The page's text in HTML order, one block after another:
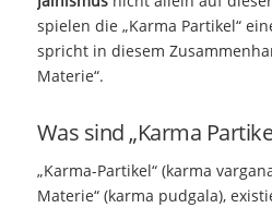
spielen die „Karma Partikel“
spricht in diesem
Materie“.
Was sind „Karma
„Karma-Partikel“ (karma
Materie“ (karma pudgala),